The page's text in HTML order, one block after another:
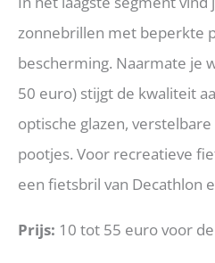
zonnebrillen met beperkte
bescherming. Naarmate je
50 euro) stijgt de kwaliteit
optische glazen,
pootjes. Voor recreatieve
een fietsbril van Decathlon
Prijs: 10 tot 55 euro voor